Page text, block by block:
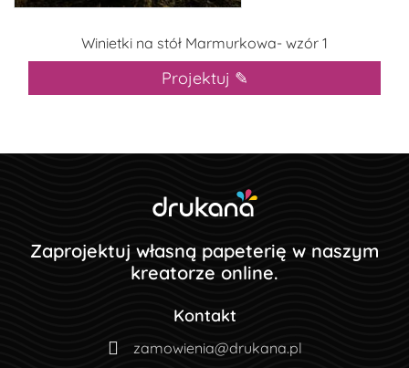
Winietki na stół Marmurkowa- wzór 1
Projektuj ✎
Zaprojektuj własną papeterię w naszym
kreatorze online.
Kontakt
zamowienia@drukana.pl